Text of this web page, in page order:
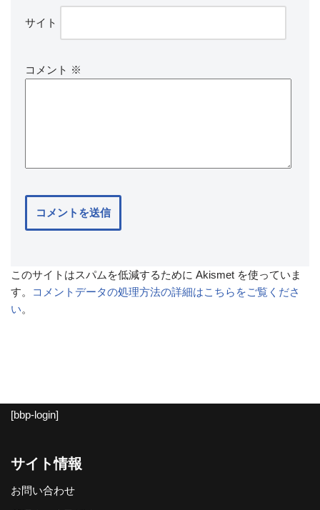
サイト
コメント ※
このサイトはスパムを低減するために Akismet を使っていま
す。
コメントデータの処理方法の詳細はこちらをご覧くださ
い。
[bbp-login]
サイト情報
お問い合わせ